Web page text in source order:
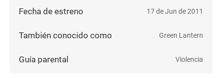
Fecha de estreno 17 de Jun de 2011
También conocido como Green Lantern
Guía parental Violencia